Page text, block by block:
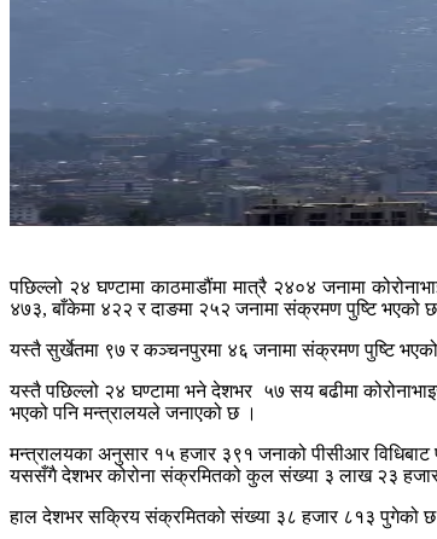
पछिल्लो २४ घण्टामा काठमाडौंमा मात्रै २४०४ जनामा
४७३, बाँकेमा ४२२ र दाङमा २५२ जनामा संक्रमण पुष्टि भएको
यस्तै सुर्खेतमा ९७ र कञ्चनपुरमा ४६ जनामा संक्रमण पुष्टि
यस्तै पछिल्लो २४ घण्टामा भने देशभर ५७ सय बढीमा
भएको पनि मन्त्रालयले जनाएको छ ।
मन्त्रालयका अनुसार १५ हजार ३९१ जनाको पीसीआर विधिबाट
यससँगै देशभर कोरोना संक्रमितको कुल संख्या ३ लाख २३
हाल देशभर सक्रिय संक्रमितको संख्या ३८ हजार ८१३